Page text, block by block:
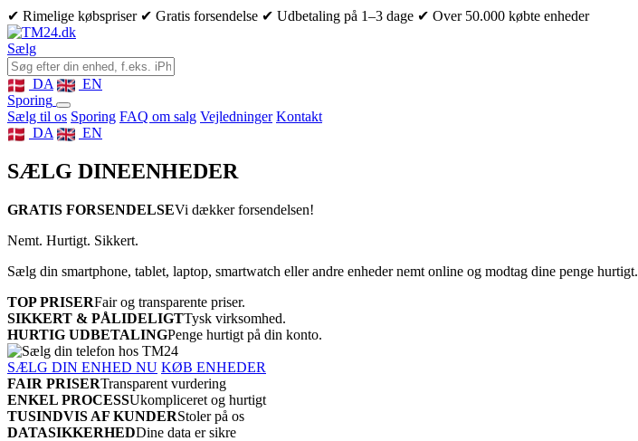
✔ Rimelige købspriser ✔ Gratis forsendelse ✔ Udbetaling på 1–3 dage ✔ Over 50.000 købte enheder
Sælg
DA
EN
Sporing
Sælg til os Sporing FAQ om salg Vejledninger Kontakt
DA
EN
SÆLG DINEENHEDER
GRATIS FORSENDELSEVi dækker forsendelsen!
Nemt. Hurtigt. Sikkert.
Sælg din smartphone, tablet, laptop, smartwatch eller andre enheder nemt online og modtag dine penge hurtigt.
TOP PRISERFair og transparente priser.
SIKKERT & PÅLIDELIGTTysk virksomhed.
HURTIG UDBETALINGPenge hurtigt på din konto.
SÆLG DIN ENHED NU KØB ENHEDER
FAIR PRISERTransparent vurdering
ENKEL PROCESSUkompliceret og hurtigt
TUSINDVIS AF KUNDERStoler på os
DATASIKKERHEDDine data er sikre